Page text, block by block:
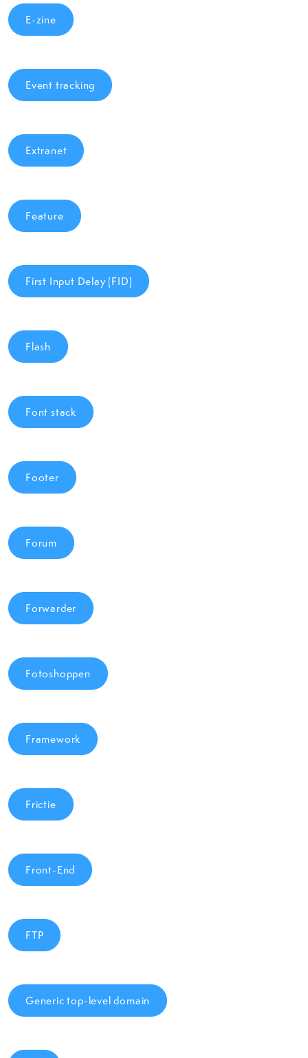
E-zine
Event tracking
Extranet
Feature
First Input Delay (FID)
Flash
Font stack
Footer
Forum
Forwarder
Fotoshoppen
Framework
Frictie
Front-End
FTP
Generic top-level domain